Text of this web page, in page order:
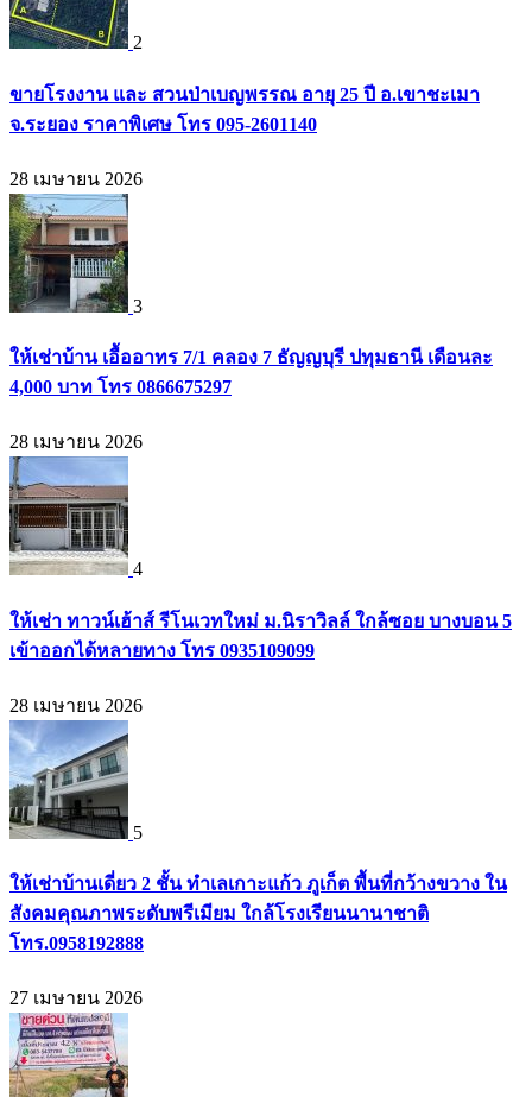
2
ขายโรงงาน และ สวนป่าเบญพรรณ อายุ 25 ปี อ.เขาชะเมา
จ.ระยอง ราคาพิเศษ โทร 095-2601140
28 เมษายน 2026
3
ให้เช่าบ้าน เอื้ออาทร 7/1 คลอง 7 ธัญญบุรี ปทุมธานี เดือนละ
4,000 บาท โทร 0866675297
28 เมษายน 2026
4
ให้เช่า ทาวน์เฮ้าส์ รีโนเวทใหม่ ม.นิราวิลล์ ใกล้ซอย บางบอน 5
เข้าออกได้หลายทาง โทร 0935109099
28 เมษายน 2026
5
ให้เช่าบ้านเดี่ยว 2 ชั้น ทำเลเกาะแก้ว ภูเก็ต พื้นที่กว้างขวาง ใน
สังคมคุณภาพระดับพรีเมียม ใกล้โรงเรียนนานาชาติ
โทร.0958192888
27 เมษายน 2026